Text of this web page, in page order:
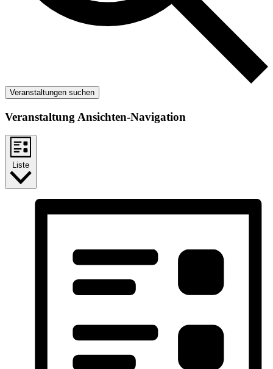
Veranstaltungen suchen
Veranstaltung Ansichten-Navigation
Liste